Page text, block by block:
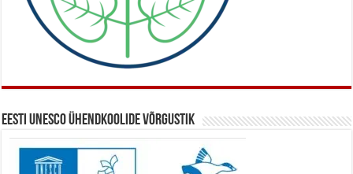
Eesti UNESCO ühendkoolide võrgustik